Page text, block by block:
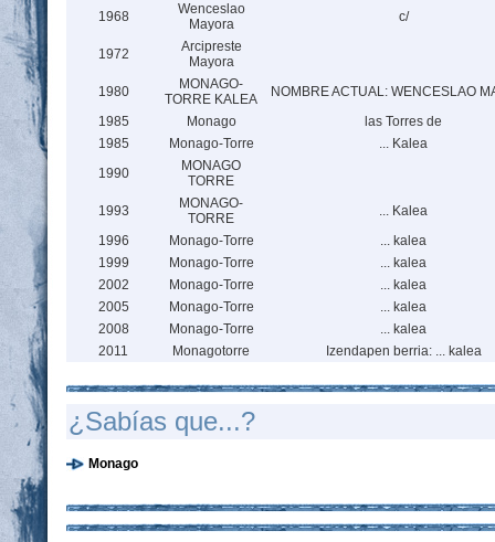
1968
Wenceslao
Mayora
c/
1972
Arcipreste
Mayora
1980
MONAGO-
TORRE KALEA
NOMBRE ACTUAL: WENCESLAO
1985
Monago
las Torres de
1985
Monago-Torre
... Kalea
1990
MONAGO
TORRE
1993
MONAGO-
TORRE
... Kalea
1996
Monago-Torre
... kalea
1999
Monago-Torre
... kalea
2002
Monago-Torre
... kalea
2005
Monago-Torre
... kalea
2008
Monago-Torre
... kalea
2011
Monagotorre Izendapen berria: ... kalea
¿Sabías que...?
Monago